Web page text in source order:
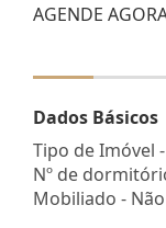
AGENDE
Dados Básicos
Tipo de Imóvel
Nº de
Mobiliado - Não